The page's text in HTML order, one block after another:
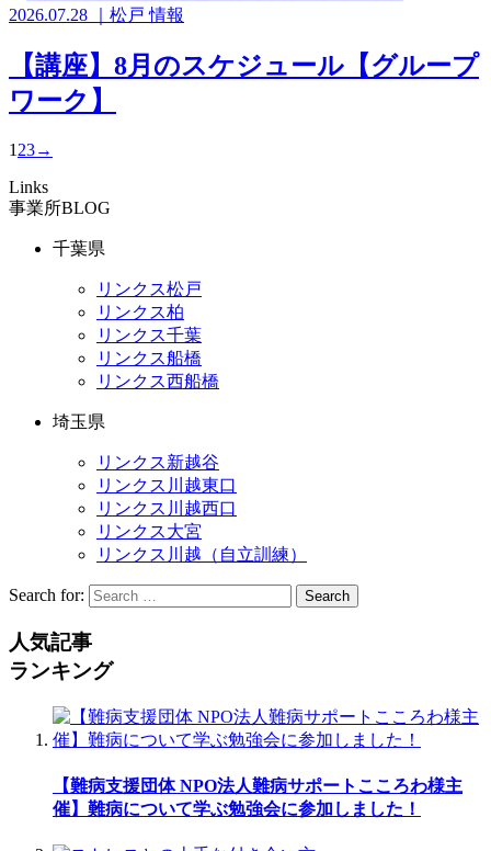
2026.07.28 松戸 情報
【講座】8月のスケジュール【グループ
ワーク】
1 23→
Links
事業所BLOG
千葉県
リンクス松戸
リンクス柏
リンクス千葉
リンクス船橋
リンクス西船橋
埼玉県
リンクス新越谷
リンクス川越東口
リンクス川越西口
リンクス大宮
リンクス川越（自立訓練）
Search for: Search
人気記事
ランキング
【難病支援団体 NPO法人難病サポートこころわ様主
催】難病について学ぶ勉強会に参加しました！